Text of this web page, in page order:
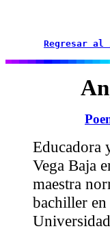
Regresar al
Educadora
Vega Baja
maestra
bachiller